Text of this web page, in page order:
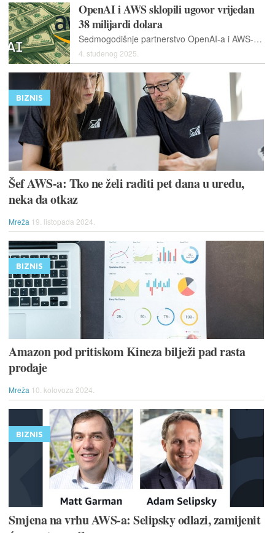
OpenAI i AWS sklopili ugovor vrijedan
38 milijardi dolara
Sedmogodišnje partnerstvo OpenAI-a i AWS-a dolazi u trenutku kad Microsoft postupno gubi ekskluzivni utjecaj na OpenAI, budući da više nije jedini pružatelj oblaka za njegove projekte
4. studenog 2025.
BIZNIS
Šef AWS-a: Tko ne želi raditi pet dana u uredu,
neka da otkaz
Mreža 19. listopada 2024.
BIZNIS
Amazon pod pritiskom Kineza bilježi pad rasta
prodaje
Mreža 10. kolovoza 2024.
BIZNIS
Smjena na vrhu AWS-a: Selipsky odlazi, zamijenit